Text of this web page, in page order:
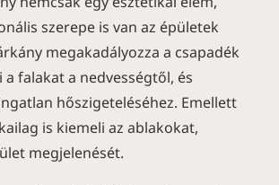
szerepe is van az épületek
megakadályozza a csapadék
a falakat a nedvességtől, és
hőszigeteléséhez. Emellett
is kiemeli az ablakokat,
megjelenését.